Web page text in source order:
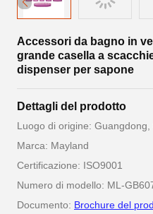
Accessori da bagno in
grande casella a
dispenser per sapone
Dettagli del prodotto
Luogo di origine: Guangdong,
Marca: Mayland
Certificazione: ISO9001
Numero di modello: ML-
Documento: Brochure del